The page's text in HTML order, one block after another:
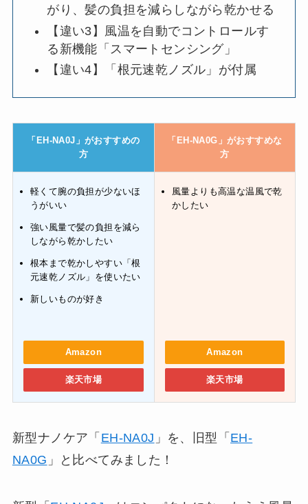
がり、髪の負担を減らしながら乾かせる
【違い3】風温を自動でコントロールす
る新機能「スマートセンシング」
【違い4】「根元速乾ノズル」が付属
「EH-NA0J」がおすすめの
方
「EH-NA0G」がおすすめな
方
軽くて腕の負担が少ないほ
うがいい
強い風量で髪の負担を減ら
しながら乾かしたい
根本まで乾かしやすい「根
元速乾ノズル」を使いたい
新しいものが好き
風量よりも高温な温風で乾
かしたい
Amazon
楽天市場
Amazon
楽天市場
新型ナノケア「 EH-NA0J 」を、旧型「 EH-
NA0G 」と比べてみました！